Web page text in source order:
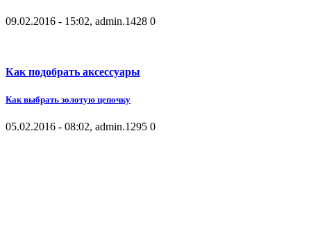
09.02.2016 - 15:02, admin.1428 0
Как подобрать аксессуары
Как выбрать золотую цепочку
05.02.2016 - 08:02, admin.1295 0